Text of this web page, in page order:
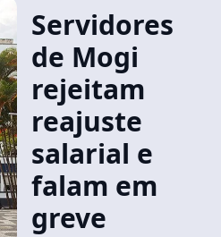
Servidores
de Mogi
rejeitam
reajuste
salarial e
falam em
greve